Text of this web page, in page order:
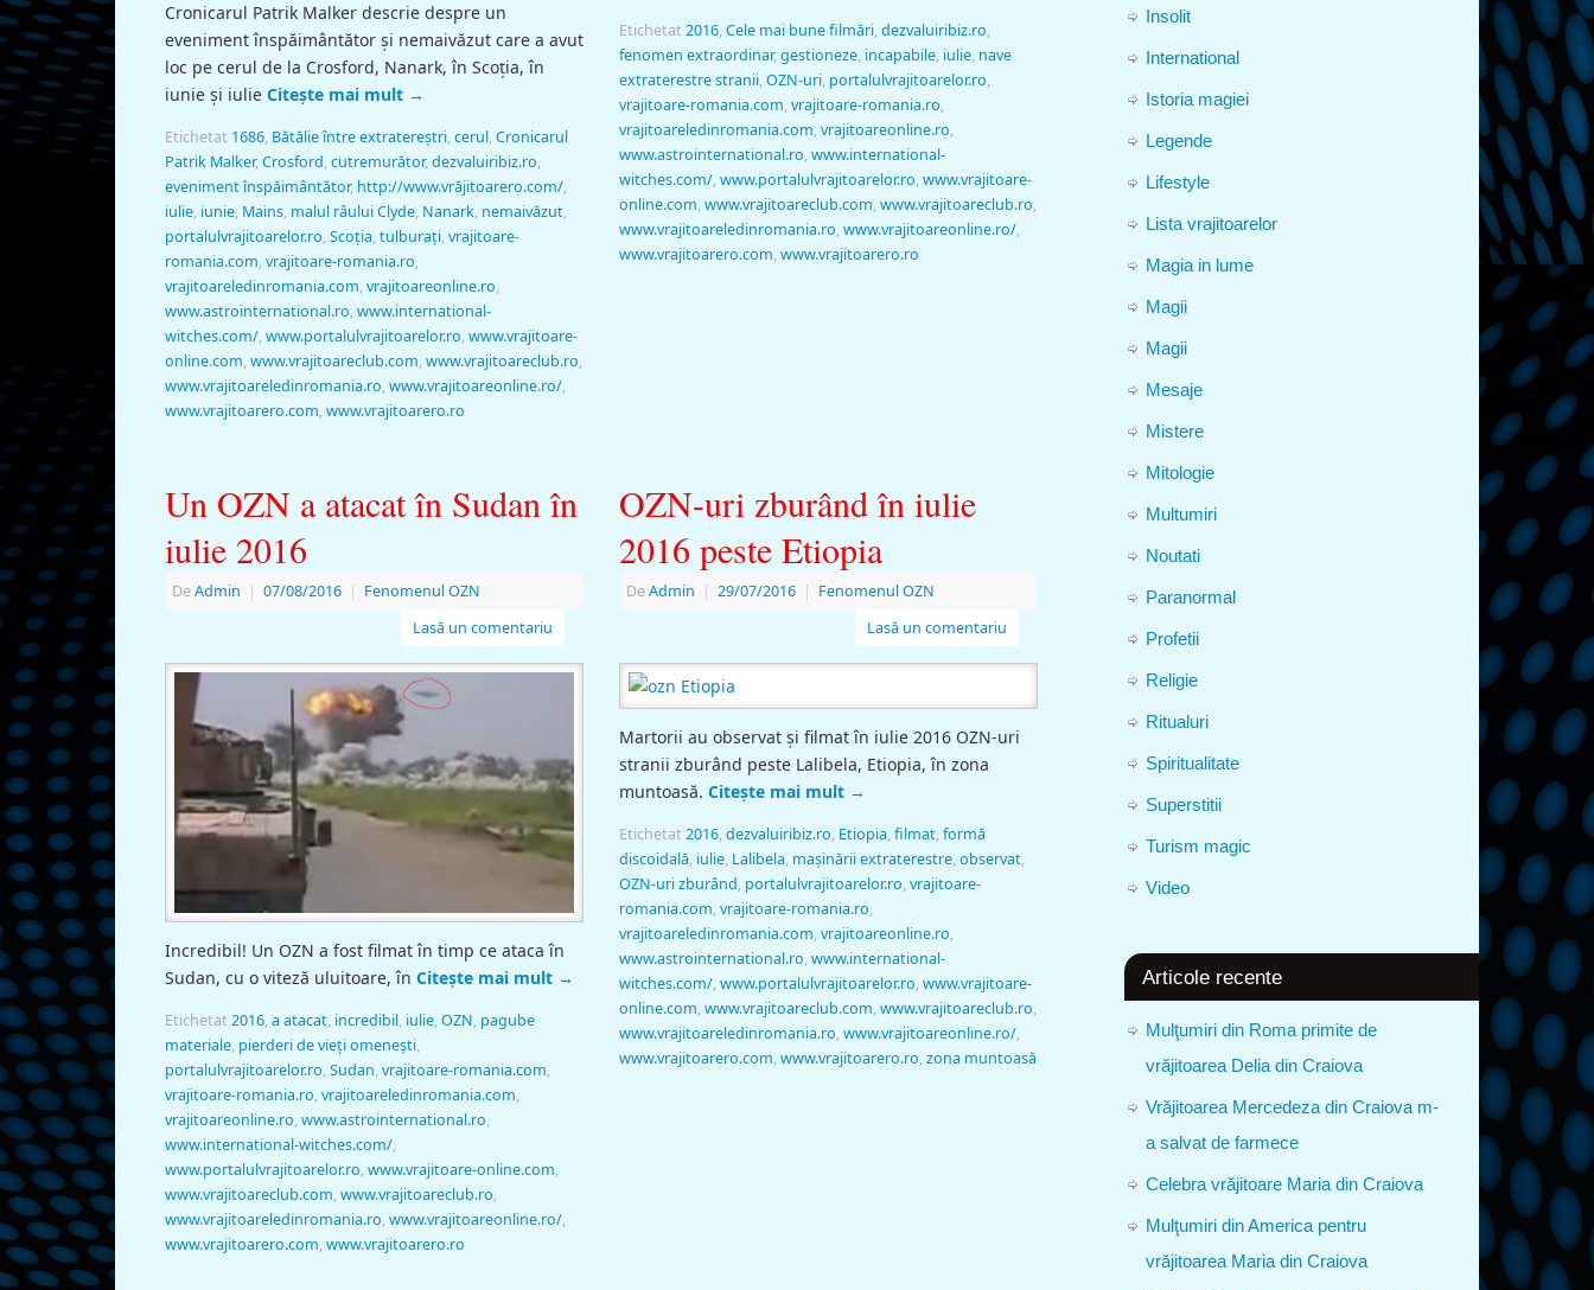
Cronicarul Patrik Malker descrie despre un
eveniment înspăimântător şi nemaivăzut care a avut
loc pe cerul de la Crosford, Nanark, în Scoţia, în
iunie şi iulie Citește mai mult →
Etichetat 1686, Bătălie între extratereştri,cerul,Cronicarul
Patrik Malker,Crosford,cutremurător,dezvaluiribiz.ro,
eveniment înspăimântător, http://www.vrăjitoarero.com/,
iulie, iunie, Mains, malul râului Clyde, Nanark, nemaivăzut,
portalulvrajitoarelor.ro,Scoţia,tulburaţi,vrajitoare-
romania.com,vrajitoare-romania.ro,
vrajitoareledinromania.com,vrajitoareonline.ro,
www.astrointernational.ro,www.international-
witches.com/,www.portalulvrajitoarelor.ro,www.vrajitoare-
online.com,www.vrajitoareclub.com,www.vrajitoareclub.ro,
www.vrajitoareledinromania.ro,www.vrajitoareonline.ro/,
www.vrajitoarero.com,www.vrajitoarero.ro
Etichetat 2016,Cele mai bune filmări,dezvaluiribiz.ro,
fenomen extraordinar,gestioneze, incapabile, iulie, nave
extraterestre stranii,OZN-uri, portalulvrajitoarelor.ro,
vrajitoare-romania.com,vrajitoare-romania.ro,
vrajitoareledinromania.com,vrajitoareonline.ro,
www.astrointernational.ro,www.international-
witches.com/,www.portalulvrajitoarelor.ro,www.vrajitoare-
online.com,www.vrajitoareclub.com,www.vrajitoareclub.ro,
www.vrajitoareledinromania.ro,www.vrajitoareonline.ro/,
www.vrajitoarero.com,www.vrajitoarero.ro
Un OZN a atacat în Sudan în
iulie 2016
DeAdmin | 07/08/2016 | Fenomenul OZN
Lasă un comentariu
Incredibil! Un OZN a fost filmat în timp ce ataca în
Sudan, cu o viteză uluitoare, în Citește mai mult →
Etichetat 2016,a atacat, incredibil, iulie,OZN, pagube
materiale, pierderi de vieţi omeneşti,
portalulvrajitoarelor.ro,Sudan,vrajitoare-romania.com,
vrajitoare-romania.ro,vrajitoareledinromania.com,
vrajitoareonline.ro,www.astrointernational.ro,
www.international-witches.com/,
www.portalulvrajitoarelor.ro,www.vrajitoare-online.com,
www.vrajitoareclub.com,www.vrajitoareclub.ro,
www.vrajitoareledinromania.ro,www.vrajitoareonline.ro/,
www.vrajitoarero.com,www.vrajitoarero.ro
OZN-uri zburând în iulie
2016 peste Etiopia
DeAdmin | 29/07/2016 | Fenomenul OZN
Lasă un comentariu
Martorii au observat şi filmat în iulie 2016 OZN-uri
stranii zburând peste Lalibela, Etiopia, în zona
muntoasă. Citește mai mult →
Etichetat 2016,dezvaluiribiz.ro, Etiopia,filmat,formă
discoidală, iulie, Lalibela, maşinării extraterestre,observat,
OZN-uri zburând, portalulvrajitoarelor.ro,vrajitoare-
romania.com,vrajitoare-romania.ro,
vrajitoareledinromania.com,vrajitoareonline.ro,
www.astrointernational.ro,www.international-
witches.com/,www.portalulvrajitoarelor.ro,www.vrajitoare-
online.com,www.vrajitoareclub.com,www.vrajitoareclub.ro,
www.vrajitoareledinromania.ro,www.vrajitoareonline.ro/,
www.vrajitoarero.com,www.vrajitoarero.ro,zona muntoasă
Insolit
International
Istoria magiei
Legende
Lifestyle
Lista vrajitoarelor
Magia in lume
Magii
Magii
Mesaje
Mistere
Mitologie
Multumiri
Noutati
Paranormal
Profetii
Religie
Ritualuri
Spiritualitate
Superstitii
Turism magic
Video
Articole recente
Mulţumiri din Roma primite de
vrăjitoarea Delia din Craiova
Vrăjitoarea Mercedeza din Craiova m-
a salvat de farmece
Celebra vrăjitoare Maria din Craiova
Mulţumiri din America pentru
vrăjitoarea Maria din Craiova